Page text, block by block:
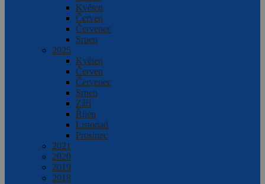
Květen
Červen
Červenec
Srpen
2025
Květen
Červen
Červenec
Srpen
Září
Říjen
Listopad
Prosinec
2021
2020
2019
2018